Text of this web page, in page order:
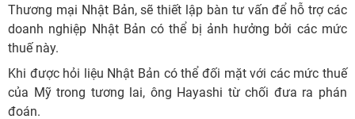
Thương mại Nhật Bản, sẽ thiết lập bàn tư vấn để hỗ trợ các
doanh nghiệp Nhật Bản có thể bị ảnh hưởng bởi các mức
thuế này.
Khi được hỏi liệu Nhật Bản có thể đối mặt với các mức thuế
của Mỹ trong tương lai, ông Hayashi từ chối đưa ra phán
đoán.